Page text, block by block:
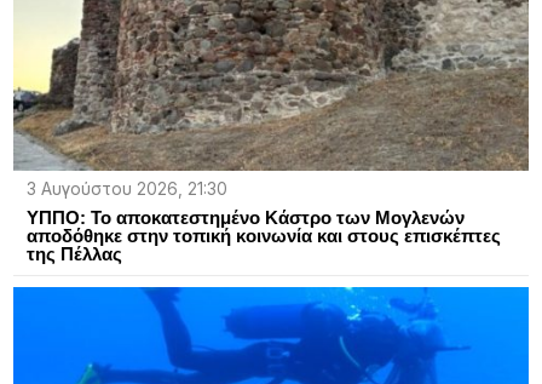
3 Αυγούστου 2026, 21:30
ΥΠΠΟ: Το αποκατεστημένο Κάστρο των Μογλενών
αποδόθηκε στην τοπική κοινωνία και στους επισκέπτες
της Πέλλας